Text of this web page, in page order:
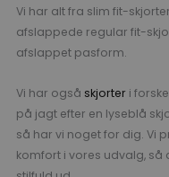
Vi har alt fra slim fit-
afslappede regular fit-
afslappet pasform.
Vi har også skjorter i
på jagt efter en lyseblå
så har vi noget for dig. Vi
komfort i vores udvalg,